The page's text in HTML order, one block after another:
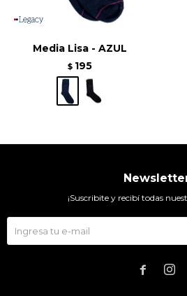
Media Lisa - AZUL
$ 195
¡Suscribite y recibí todas
 